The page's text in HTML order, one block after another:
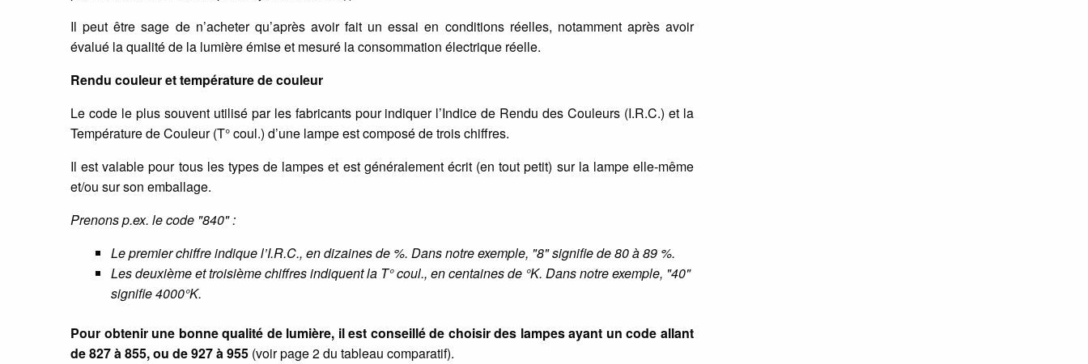
Il peut être sage de n’acheter qu’après avoir fait un essai en conditions réelles, notamment après avoir
évalué la qualité de la lumière émise et mesuré la consommation électrique réelle.
Rendu couleur et température de couleur
Le code le plus souvent utilisé par les fabricants pour indiquer l’Indice de Rendu des Couleurs (I.R.C.) et la
Température de Couleur (T° coul.) d’une lampe est composé de trois chiffres.
Il est valable pour tous les types de lampes et est généralement écrit (en tout petit) sur la lampe elle-même
et/ou sur son emballage.
Prenons p.ex. le code "840" :
Le premier chiffre indique l’I.R.C., en dizaines de %. Dans notre exemple, "8" signifie de 80 à 89 %.
Les deuxième et troisième chiffres indiquent la T° coul., en centaines de °K. Dans notre exemple, "40"
signifie 4000°K.
Pour obtenir une bonne qualité de lumière, il est conseillé de choisir des lampes ayant un code allant
de 827 à 855, ou de 927 à 955 (voir page 2 du tableau comparatif).